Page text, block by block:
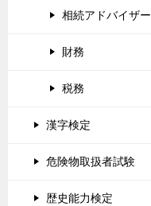
相続アドバイザー
財務
税務
漢字検定
危険物取扱者試験
歴史能力検定